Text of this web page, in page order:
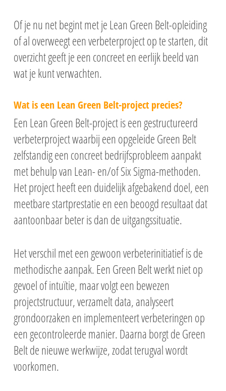
Of je nu net begint met je Lean Green Belt-opleiding
of al overweegt een verbeterproject op te starten, dit
overzicht geeft je een concreet en eerlijk beeld van
wat je kunt verwachten.
Wat is een Lean Green Belt-project precies?
Een Lean Green Belt-project is een gestructureerd
verbeterproject waarbij een opgeleide Green Belt
zelfstandig een concreet bedrijfsprobleem aanpakt
met behulp van Lean- en/of Six Sigma-methoden.
Het project heeft een duidelijk afgebakend doel, een
meetbare startprestatie en een beoogd resultaat dat
aantoonbaar beter is dan de uitgangssituatie.
Het verschil met een gewoon verbeterinitiatief is de
methodische aanpak. Een Green Belt werkt niet op
gevoel of intuïtie, maar volgt een bewezen
projectstructuur, verzamelt data, analyseert
grondoorzaken en implementeert verbeteringen op
een gecontroleerde manier. Daarna borgt de Green
Belt de nieuwe werkwijze, zodat terugval wordt
voorkomen.